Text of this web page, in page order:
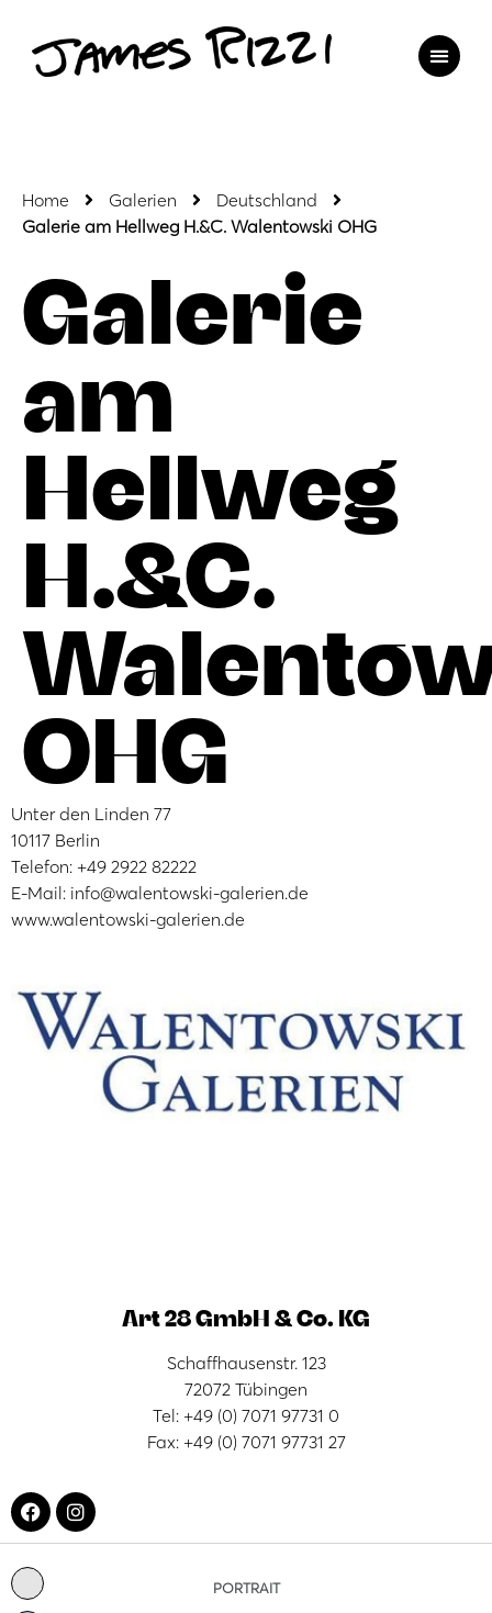
Home Galerien
Deutschland
Galerie am Hellweg H.&C. Walentowski OHG
Galerie
am
Hellweg
H.&C.
OHG
Unter den Linden 77
10117 Berlin
Telefon: +49 2922 82222
E-Mail: info@walentowski-galerien.de
www.walentowski-galerien.de
Art 28 GmbH & Co. KG
Schaffhausenstr. 123
72072 Tübingen
Tel: +49 (0) 7071 97731 0
Fax: +49 (0) 7071 97731 27
PORTRAIT